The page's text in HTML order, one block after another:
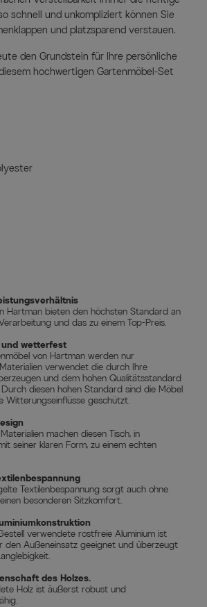
schnell und unkompliziert können Sie
und platzsparend verstauen.
den Grundstein für Ihre persönliche
hochwertigen Gartenmöbel-Set
Hartman bieten den höchsten Standard an
und das zu einem Top-Preis.
und wetterfest
von Hartman werden nur
verwendet die durch Ihre
und dem hohen Qualitätsstandard
diesen hohen Standard sind die Möbel
Witterungseinflüsse geschützt.
machen diesen Tisch, in
seiner klaren Form, zu einem echten
Textilenbespannung sorgt auch ohne
besonderen Sitzkomfort.
verwendete rostfreie Aluminium ist
den Außeneinsatz geeignet und überzeugt
des Holzes.
Holz ist äußerst robust und